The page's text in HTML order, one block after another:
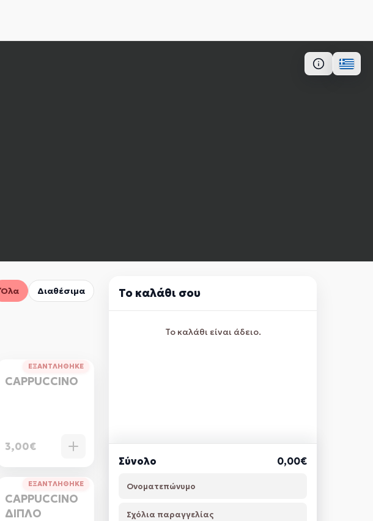
Όλα Διαθέσιμα
ΕΞΑΝΤΛΗΘΗΚΕ
CAPPUCCINO
3,00€
ΕΞΑΝΤΛΗΘΗΚΕ
CAPPUCCINO
ΔΙΠΛΟ
Το καλάθι σου
Το καλάθι είναι άδειο.
Σύνολο 0,00€